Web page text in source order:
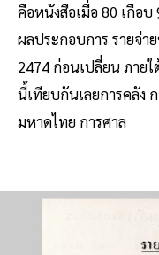
คือหนังสือเมื่อ 80 เกือ
ผลประกอบการ รายจ่า
2474 ก่อนเปลี่ยน ภาย
นี้เทียบกันเลยการคลัง
มหาดไทย การศาล